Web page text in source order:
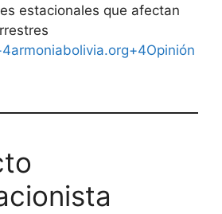
estacionales que afectan